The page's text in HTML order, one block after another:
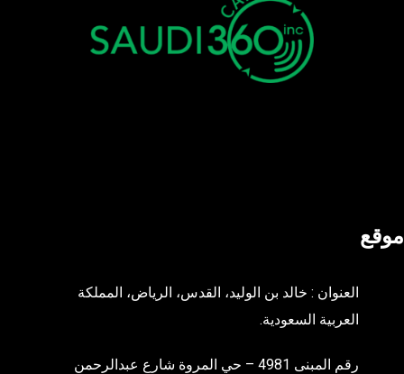
موقع
العنوان : خالد بن الوليد، القدس، الرياض، المملكة
العربية السعودية.
رقم المبنى 4981 – حي المروة شارع عبدالرحمن